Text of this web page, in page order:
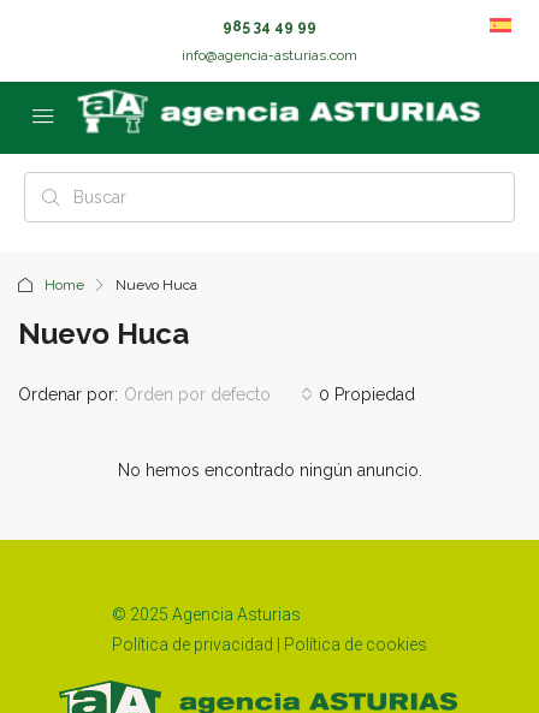
985 34 49 99
info@agencia-asturias.com
Home Nuevo Huca
Nuevo Huca
0 Propiedad
Ordenar por: Orden por defecto
No hemos encontrado ningún anuncio.
© 2025 Agencia Asturias
Política de privacidad
Política de cookies